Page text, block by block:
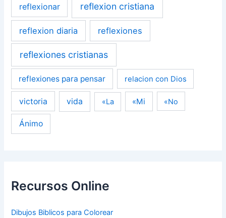
reflexionar reflexion cristiana
reflexion diaria reflexiones
reflexiones cristianas
reflexiones para pensar relacion con Dios
victoria vida «La «Mi «No
Ánimo
Recursos Online
Dibujos Biblicos para Colorear